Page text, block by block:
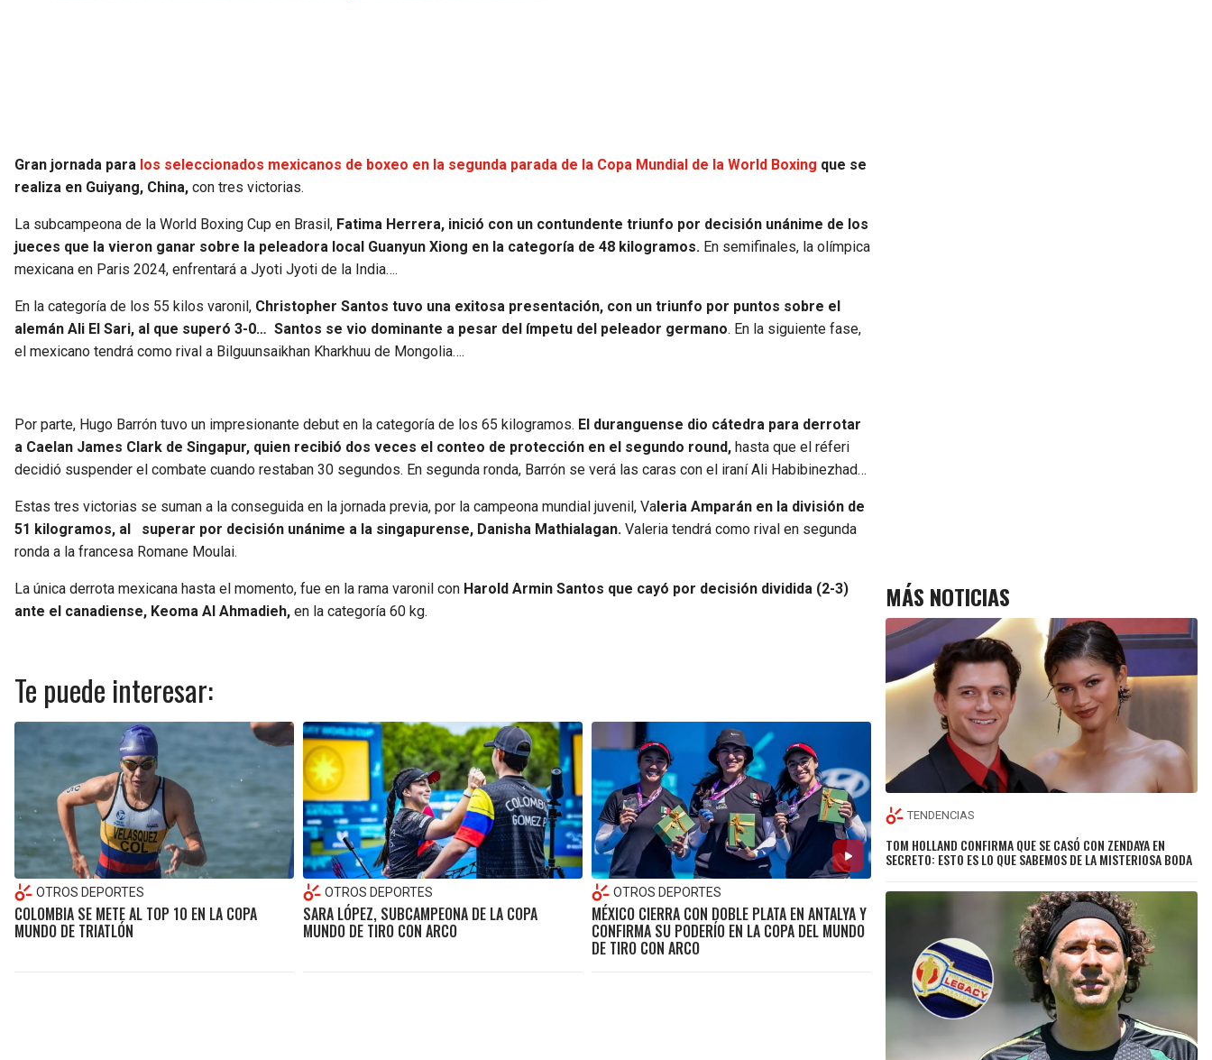
Gran jornada para los seleccionados mexicanos de boxeo en la segunda parada de la Copa Mundial de la World Boxing que se
realiza en Guiyang, China, con tres victorias.
La subcampeona de la World Boxing Cup en Brasil, Fatima Herrera, inició con un contundente triunfo por decisión unánime de los
jueces que la vieron ganar sobre la peleadora local Guanyun Xiong en la categoría de 48 kilogramos. En semifinales, la olímpica
mexicana en Paris 2024, enfrentará a Jyoti Jyoti de la India….
En la categoría de los 55 kilos varonil, Christopher Santos tuvo una exitosa presentación, con un triunfo por puntos sobre el
alemán Ali El Sari, al que superó 3-0… Santos se vio dominante a pesar del ímpetu del peleador germano. En la siguiente fase,
el mexicano tendrá como rival a Bilguunsaikhan Kharkhuu de Mongolia….
Por parte, Hugo Barrón tuvo un impresionante debut en la categoría de los 65 kilogramos. El duranguense dio cátedra para derrotar
a Caelan James Clark de Singapur, quien recibió dos veces el conteo de protección en el segundo round, hasta que el réferi
decidió suspender el combate cuando restaban 30 segundos. En segunda ronda, Barrón se verá las caras con el iraní Ali Habibinezhad…
Estas tres victorias se suman a la conseguida en la jornada previa, por la campeona mundial juvenil, Valeria Amparán en la división de
51 kilogramos, al superar por decisión unánime a la singapurense, Danisha Mathialagan. Valeria tendrá como rival en segunda
ronda a la francesa Romane Moulai.
La única derrota mexicana hasta el momento, fue en la rama varonil con Harold Armin Santos que cayó por decisión dividida (2-3)
ante el canadiense, Keoma Al Ahmadieh, en la categoría 60 kg.
Te puede interesar:
OTROS DEPORTES
COLOMBIA SE METE AL TOP 10 EN LA COPA
MUNDO DE TRIATLÓN
OTROS DEPORTES
SARA LÓPEZ, SUBCAMPEONA DE LA COPA
MUNDO DE TIRO CON ARCO
OTROS DEPORTES
MÉXICO CIERRA CON DOBLE PLATA EN ANTALYA Y
CONFIRMA SU PODERÍO EN LA COPA DEL MUNDO
DE TIRO CON ARCO
MÁS NOTICIAS
TENDENCIAS
TOM HOLLAND CONFIRMA QUE SE CASÓ CON ZENDAYA EN
SECRETO: ESTO ES LO QUE SABEMOS DE LA MISTERIOSA BODA